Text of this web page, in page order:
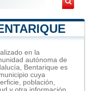
en la
autónoma de
Bentarique es
cuya
población,